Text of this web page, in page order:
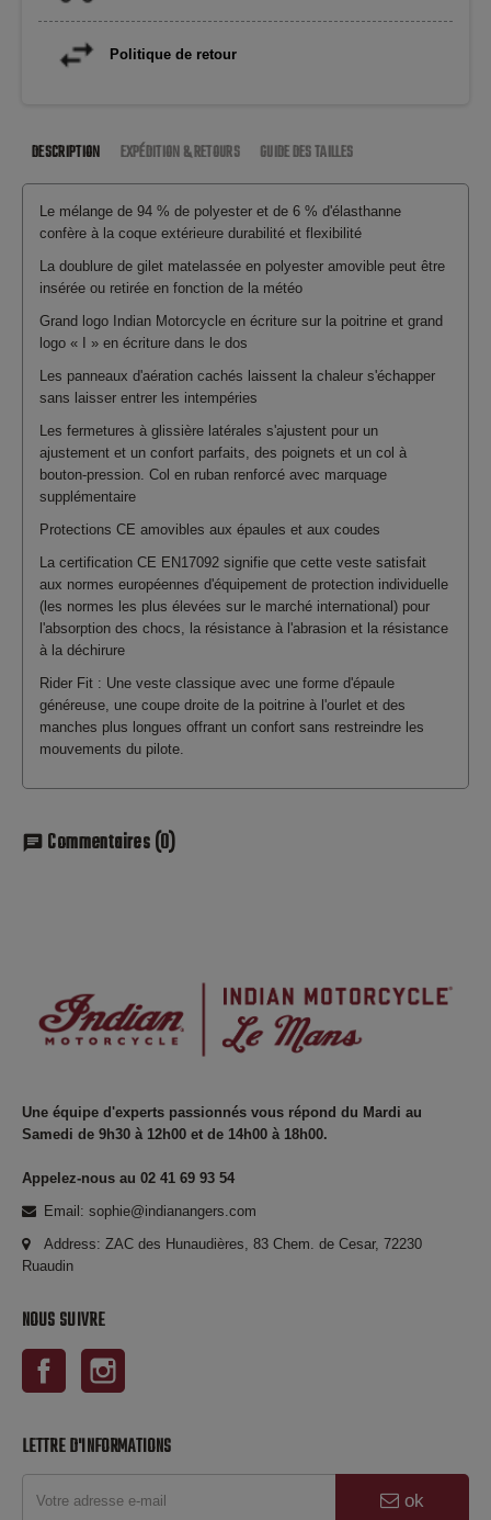
Politique de retour
DESCRIPTION EXPÉDITION & RETOURS GUIDE DES TAILLES
Le mélange de 94 % de polyester et de 6 % d'élasthanne
confère à la coque extérieure durabilité et flexibilité
La doublure de gilet matelassée en polyester amovible peut être
insérée ou retirée en fonction de la météo
Grand logo Indian Motorcycle en écriture sur la poitrine et grand
logo « I » en écriture dans le dos
Les panneaux d'aération cachés laissent la chaleur s'échapper
sans laisser entrer les intempéries
Les fermetures à glissière latérales s'ajustent pour un
ajustement et un confort parfaits, des poignets et un col à
bouton-pression. Col en ruban renforcé avec marquage
supplémentaire
Protections CE amovibles aux épaules et aux coudes
La certification CE EN17092 signifie que cette veste satisfait
aux normes européennes d'équipement de protection individuelle
(les normes les plus élevées sur le marché international) pour
l'absorption des chocs, la résistance à l'abrasion et la résistance
à la déchirure
Rider Fit : Une veste classique avec une forme d'épaule
généreuse, une coupe droite de la poitrine à l'ourlet et des
manches plus longues offrant un confort sans restreindre les
mouvements du pilote.
chat Commentaires(0)
Une équipe d'experts passionnés vous répond du Mardi au
Samedi de 9h30 à 12h00 et de 14h00 à 18h00.
Appelez-nous au 02 41 69 93 54
Email: sophie@indianangers.com
Address: ZAC des Hunaudières, 83 Chem. de Cesar, 72230
Ruaudin
NOUS SUIVRE
Facebook
LETTRE D'INFORMATIONS
ok